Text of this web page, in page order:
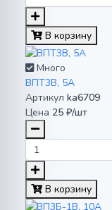
В корзину
Много
ВПТ3В, 5А
Артикул ka6709
Цена 25 ₽/шт
В корзину